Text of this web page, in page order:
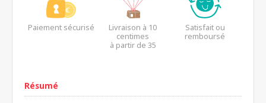
Paiement sécurisé
Livraison à 10
centimes
à partir de 35
Satisfait ou
remboursé
Résumé